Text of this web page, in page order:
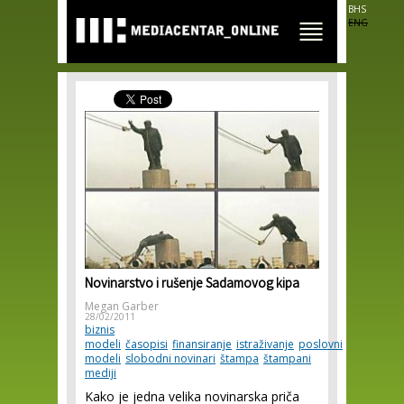
main
content
BHS
ENG
Novinarstvo i rušenje Sadamovog kipa
Megan Garber
28/02/2011
biznis
modeli časopisi finansiranje istraživanje poslovni
modeli slobodni novinari štampa štampani
mediji
Kako je jedna velika novinarska priča